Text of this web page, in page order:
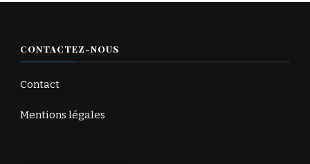
CONTACTEZ-NOUS
Contact
Mentions légales